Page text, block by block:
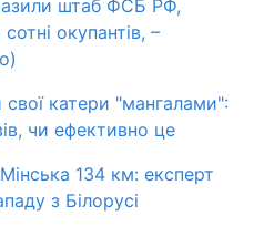
штаб ФСБ РФ,
окупантів, –
свої катери "мангалами":
чи ефективно це
134 км: експерт
з Білорусі